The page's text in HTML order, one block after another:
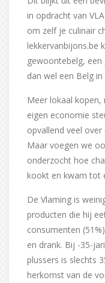
in opdracht van
om zelf je culinair
lekkervanbijons.be
gewoontebelg,
dan wel een Belg
Meer lokaal
eigen economie
opvallend veel
Maar voegen we
onderzocht hoe
kookt en kwam tot
De Vlaming is
producten die hij
consumenten
en drank. Bij -35-
plussers is slechts
herkomst van de